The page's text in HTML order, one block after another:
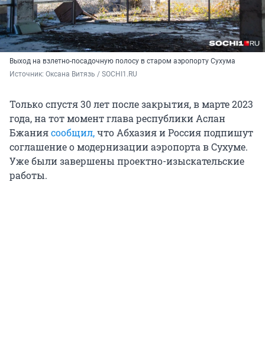
Выход на взлетно-посадочную полосу в старом аэропорту Сухума
Источник: Оксана Витязь / SOCHI1.RU
Только спустя 30 лет после закрытия, в марте 2023
года, на тот момент глава республики Аслан
Бжаниясообщил,что Абхазия и Россия подпишут
соглашение о модернизации аэропорта в Сухуме.
Уже были завершены проектно-изыскательские
работы.